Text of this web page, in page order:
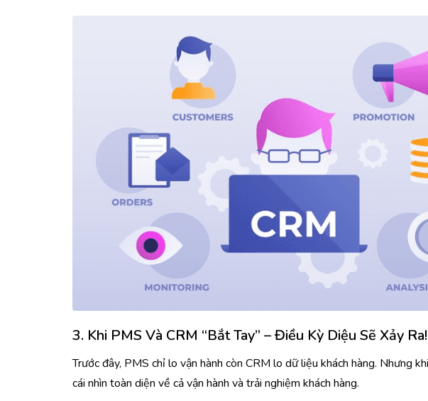
3. Khi PMS Và CRM “bắt Tay” – Điều Kỳ Diệu Sẽ Xảy Ra!
Trước đây, PMS chỉ lo vận hành còn CRM lo dữ liệu khách hàng. Nhưng
cái nhìn toàn diện về cả vận hành và trải nghiệm khách hàng.